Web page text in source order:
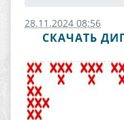
28.11.2024 08:56
СКАЧАТЬ